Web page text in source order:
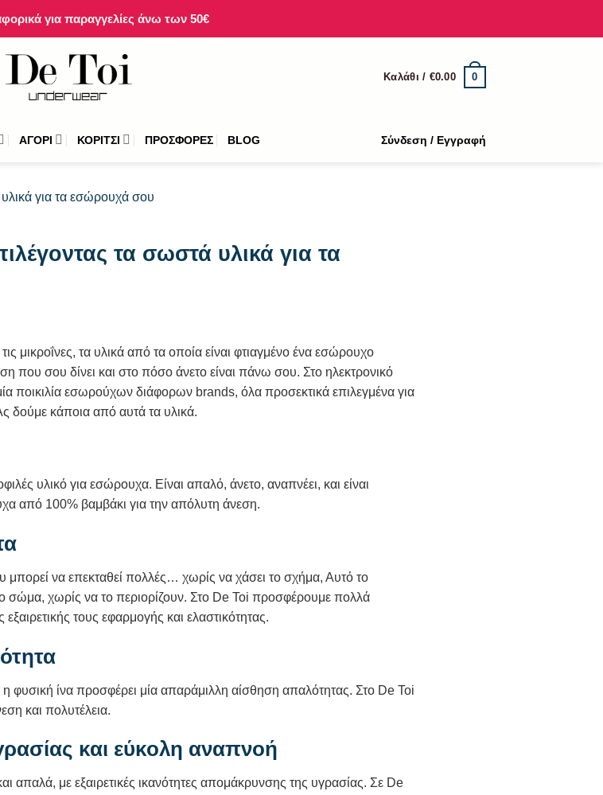
για παραγγελίες άνω των 50€
Καλάθι / €0.00 0
ΑΓΟΡΙ ΚΟΡΙΤΣΙ ΠΡΟΣΦΟΡΕΣ BLOG Σύνδεση / Εγγραφή
τα σωστά υλικά για τα
μικροΐνες, τα υλικά από τα οποία είναι φτιαγμένο ένα εσώρουχο
που σου δίνει και στο πόσο άνετο είναι πάνω σου. Στο ηλεκτρονικό
ποικιλία εσωρούχων διάφορων brands, όλα προσεκτικά επιλεγμένα για
δούμε κάποια από αυτά τα υλικά.
υλικό για εσώρουχα. Είναι απαλό, άνετο, αναπνέει, και είναι
από 100% βαμβάκι για την απόλυτη άνεση.
μπορεί να επεκταθεί πολλές… χωρίς να χάσει το σχήμα, Αυτό το
σώμα, χωρίς να το περιορίζουν. Στο De Toi προσφέρουμε πολλά
τους εφαρμογής και ελαστικότητας.
η φυσική ίνα προσφέρει μία απαράμιλλη αίσθηση απαλότητας. Στο De Toi
και πολυτέλεια.
και εύκολη αναπνοή
απαλά, με εξαιρετικές ικανότητες απομάκρυνσης της υγρασίας. Σε De